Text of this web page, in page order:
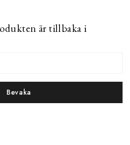
är tillbaka i
Bevaka